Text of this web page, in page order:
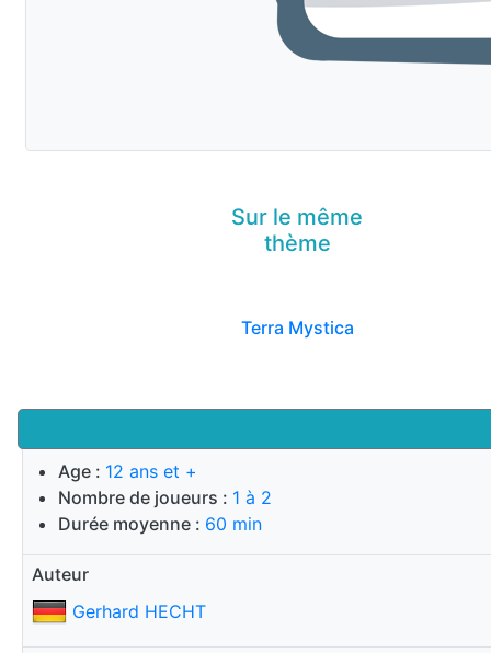
Age : 12 ans et +
Nombre de joueurs : 1 à 2
Durée moyenne : 60 min
Auteur
Gerhard HECHT
Sur le même
thème
Terra Mystica